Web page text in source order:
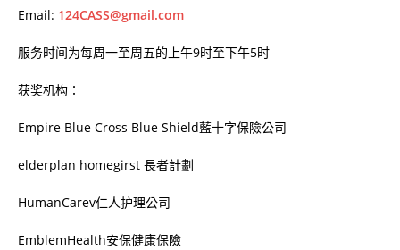
Email: 124CASS@gmail.com
服务时间为每周一至周五的上午9时至下午5时
获奖机构：
Empire Blue Cross Blue Shield藍十字保險公司
elderplan homegirst 長者計劃
HumanCarev仁人护理公司
EmblemHealth安保健康保險